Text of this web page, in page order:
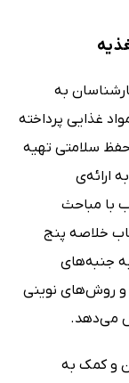
به
غذایی پرداخته
حفظ سلامتی تهیه
ارائه‌ی
با مباحث
خلاصه پنج
جنبه‌های
و روش‌های نوینی
می‌دهد.
و کمک به